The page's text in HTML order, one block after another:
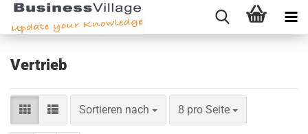
Vertrieb
Sortieren nach
Sortieren nach 8 pro Seite
pro Seite